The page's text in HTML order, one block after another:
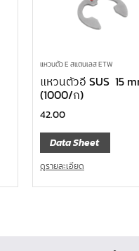
แหวนตัว E สแตนเลส ETW
แหวนตัวอี SUS 15
(1000/ก)
42.00
Data Sheet
ดูรายละเอียด